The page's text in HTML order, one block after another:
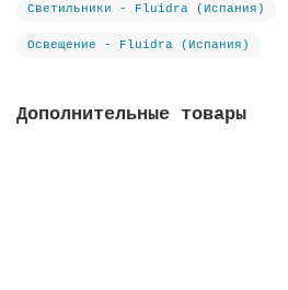
Светильники - Fluidra (Испания)
Освещение - Fluidra (Испания)
Дополнительные товары